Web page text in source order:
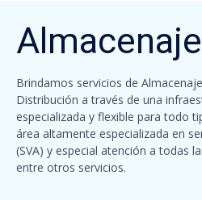
Almacenaje
Brindamos servicios de
Distribución a través de una
especializada y flexible para todo
área altamente especializada en
(SVA) y especial atención a todas
entre otros servicios.